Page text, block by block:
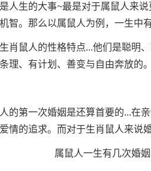
人生的大事~最是对于属鼠人来
智。那么以属鼠人为例，一生中
肖鼠人的性格特点...他们是聪明
理、有计划、善变与自由奔放的
的第一次婚姻是还算首要的...在
情的追求。而对于生肖鼠人来说